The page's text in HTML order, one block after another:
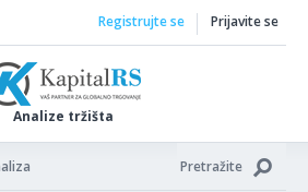
Analize tržišta
Registrujte se Prijavite se
Pretražite